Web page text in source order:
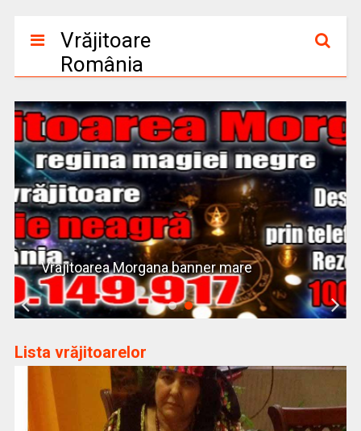
Vrăjitoare
România
Vrajitoarea Morgana banner mare
Lista vrăjitoarelor